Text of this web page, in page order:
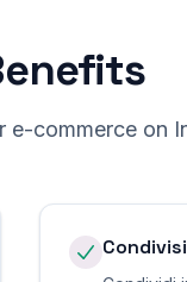
e-commerce on